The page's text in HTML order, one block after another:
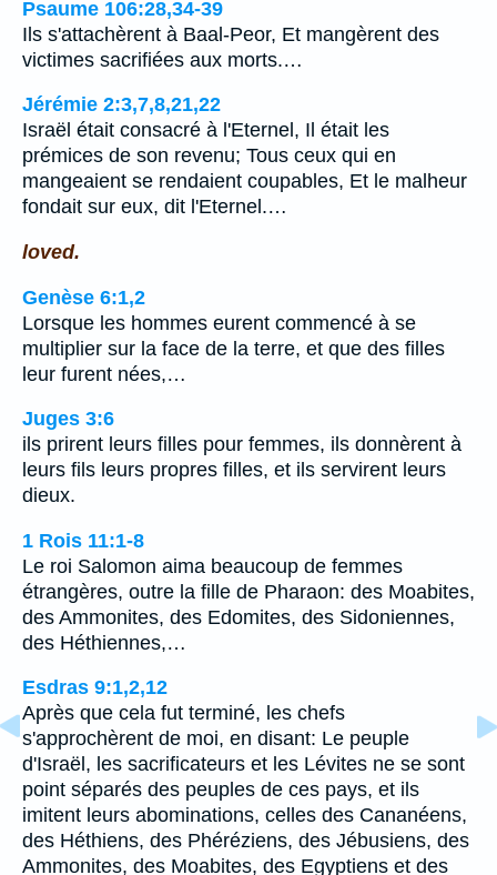
Psaume 106:28,34-39
Ils s'attachèrent à Baal-Peor, Et mangèrent des
victimes sacrifiées aux morts.…
Jérémie 2:3,7,8,21,22
Israël était consacré à l'Eternel, Il était les
prémices de son revenu; Tous ceux qui en
mangeaient se rendaient coupables, Et le malheur
fondait sur eux, dit l'Eternel.…
loved.
Genèse 6:1,2
Lorsque les hommes eurent commencé à se
multiplier sur la face de la terre, et que des filles
leur furent nées,…
Juges 3:6
ils prirent leurs filles pour femmes, ils donnèrent à
leurs fils leurs propres filles, et ils servirent leurs
dieux.
1 Rois 11:1-8
Le roi Salomon aima beaucoup de femmes
étrangères, outre la fille de Pharaon: des Moabites,
des Ammonites, des Edomites, des Sidoniennes,
des Héthiennes,…
Esdras 9:1,2,12
Après que cela fut terminé, les chefs
s'approchèrent de moi, en disant: Le peuple
d'Israël, les sacrificateurs et les Lévites ne se sont
point séparés des peuples de ces pays, et ils
imitent leurs abominations, celles des Cananéens,
des Héthiens, des Phéréziens, des Jébusiens, des
Ammonites, des Moabites, des Egyptiens et des